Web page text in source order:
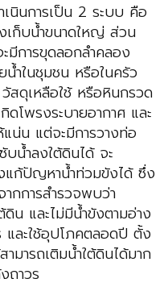
เนินการเป็น 2 ระบบ คือ
เก็บน้ำขนาดใหญ่ ส่วน
มีการขุดลอกลำคลอง
ำในชุมชน หรือในครัว
สดุเหลือใช้ หรือหินกรวด
ดโพรงระบายอากาศ และ
น่น แต่จะมีการวางท่อ
บน้ำลงใต้ดินได้ จะ
แก้ปัญหาน้ำท่วมขังได้ ซึ่ง
ากการสำรวจพบว่า
น และไม่มีน้ำขังตามอ่าง
และใช้อุปโภคตลอดปี ตั้ง
ามารถเติมน้ำใต้ดินได้มาก
ถาวร